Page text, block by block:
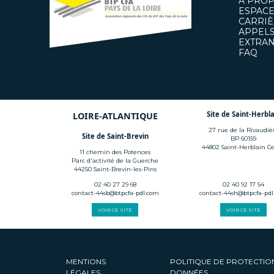
FAQ
LOIRE-ATLANTIQUE
Site de Saint-Brevin
11 chemin des Potences
Parc d'activité de la Guerche
44250 Saint-Brevin-les-Pins
02 40 27 29 68
contact-44sb@btpcfa-pdl.com
VOIR CE SITE
Site de Saint-
27 rue de la
BP 60159
44802 Saint-Herblain
02 40 92 17 54
contact-44sh@btpcfa-
VOIR CE SITE
MENTIONS
POLITIQUE DE